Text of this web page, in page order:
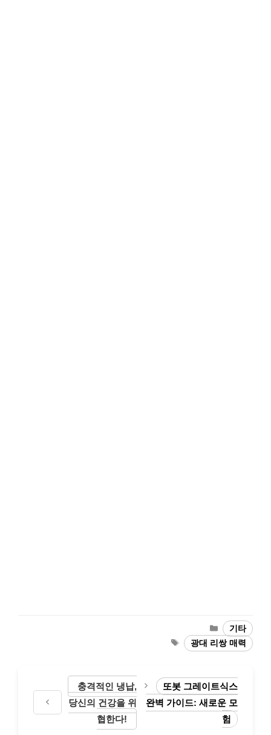
Categories
기타
Tags광대 리쌍 매력
충격적인 냉납,
당신의 건강을 위
협한다!
또봇 그레이트식스
완벽 가이드: 새로운 모
험